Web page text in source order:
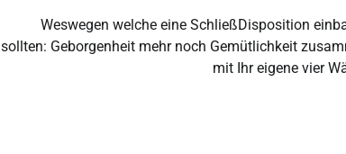
Weswegen welche eine SchließDisposition
sollten: Geborgenheit mehr noch Gemütlichkeit
mit Ihr eigene vier